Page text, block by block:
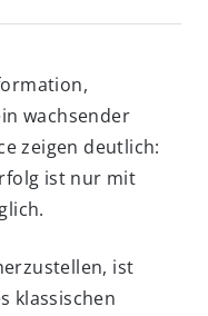
wachsender
zeigen deutlich:
ist nur mit
ist
klassischen